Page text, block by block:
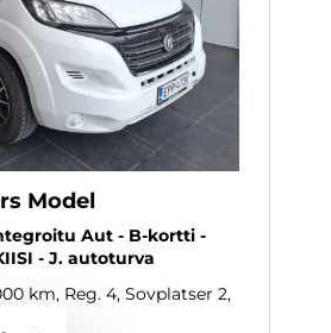
Model
Aut - B-kortti -
- J. autoturva
km, Reg. 4, Sovplatser 2